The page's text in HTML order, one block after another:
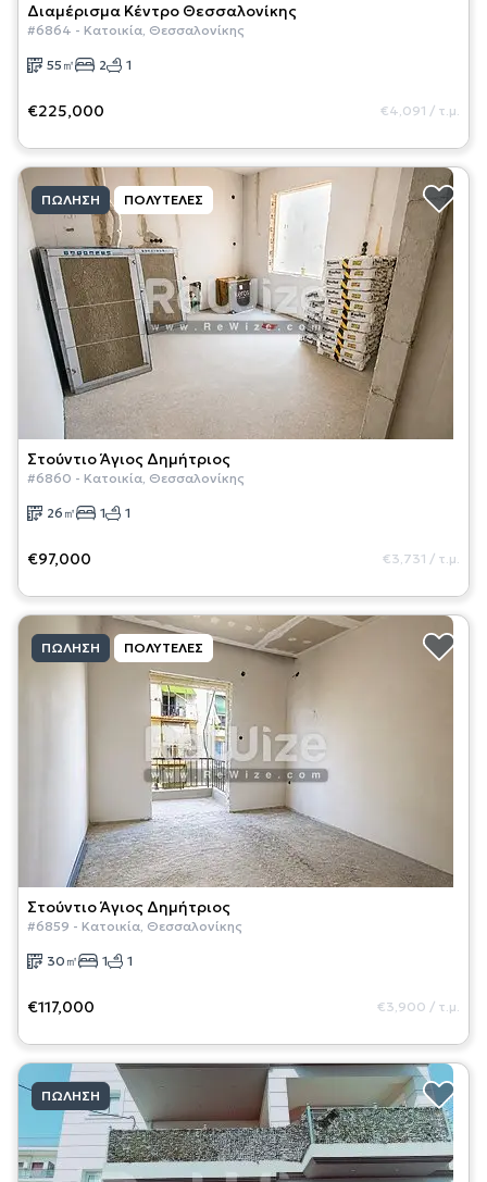
Διαμέρισμα Κέντρο Θεσσαλονίκης
#6864 - Κατοικία, Θεσσαλονίκης
55 ㎡ 2 1
€225,000 €4,091 / τ.μ.
ΠΏΛΗΣΗ ΠΟΛΥΤΕΛΈΣ
ΣτούντιοΆγιος Δημήτριος
#6860 - Κατοικία, Θεσσαλονίκης
26 ㎡ 1 1
€97,000 €3,731 / τ.μ.
ΠΏΛΗΣΗ ΠΟΛΥΤΕΛΈΣ
ΣτούντιοΆγιος Δημήτριος
#6859 - Κατοικία, Θεσσαλονίκης
30 ㎡ 1 1
€117,000 €3,900 / τ.μ.
ΠΏΛΗΣΗ